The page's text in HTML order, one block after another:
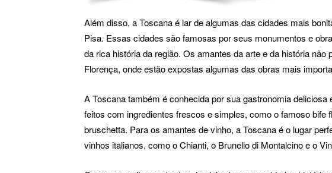
Além disso, a Toscana é lar de algumas das cidades mais
Pisa. Essas cidades são famosas por seus monumentos e
da rica história da região. Os amantes da arte e da história
Florença, onde estão expostas algumas das obras mais
A Toscana também é conhecida por sua gastronomia
feitos com ingredientes frescos e simples, como o famoso bife
bruschetta. Para os amantes de vinho, a Toscana é o lugar
vinhos italianos, como o Chianti, o Brunello di Montalcino e o